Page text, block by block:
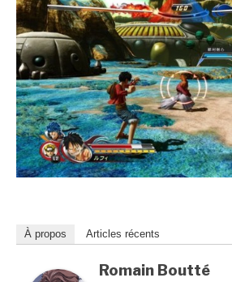
À propos Articles récents
Romain Boutté